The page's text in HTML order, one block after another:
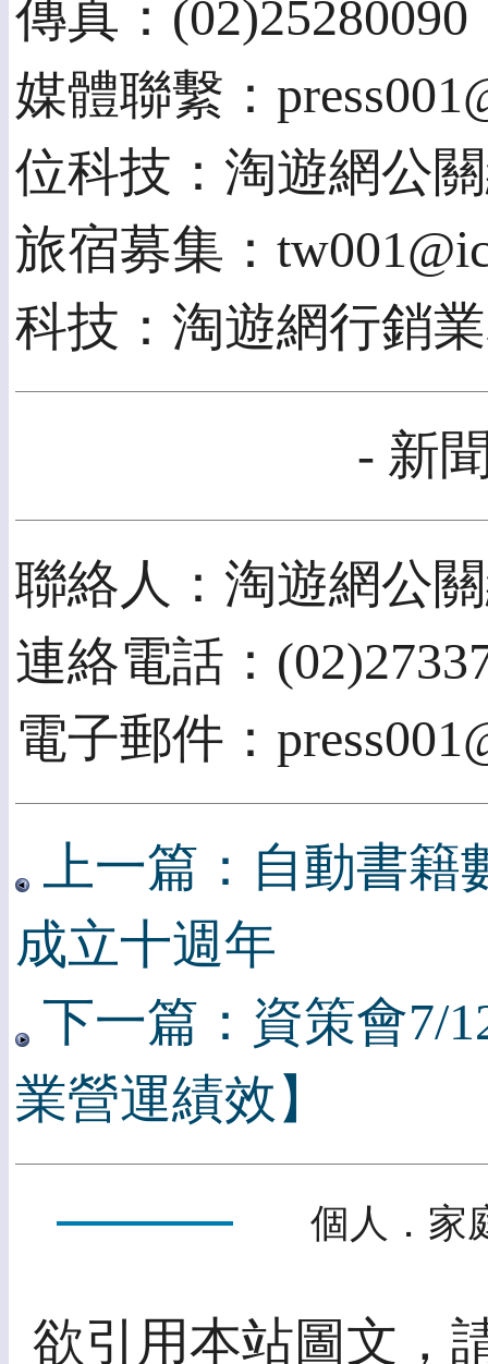
傳真：
媒體聯繫：
位科技：淘遊網公
旅宿募集：
科技：淘遊網行銷
- 新
聯絡人：淘遊網公
連絡電話：
電子郵件：
上一篇：自動書籍
成立十週年
下一篇：資策會7/
業營運績效】
個人．家
欲引用本站圖文，